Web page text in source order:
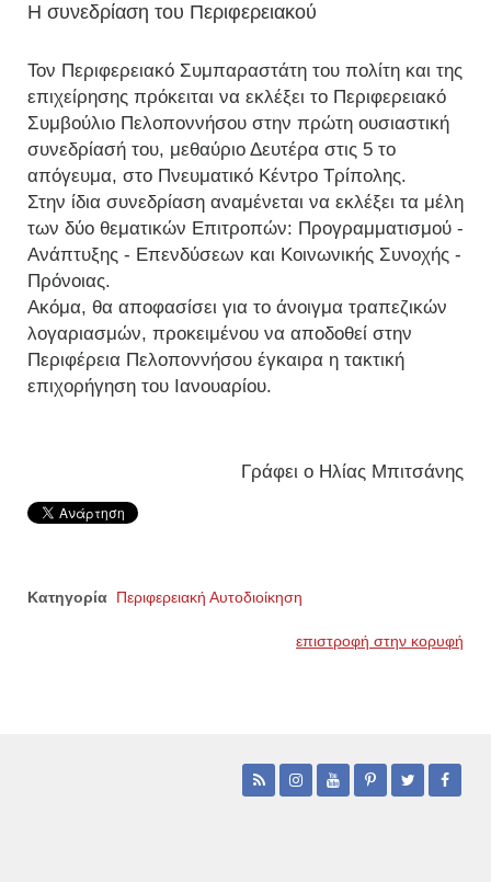
Η συνεδρίαση του Περιφερειακού
Τον Περιφερειακό Συμπαραστάτη του πολίτη και της
επιχείρησης πρόκειται να εκλέξει το Περιφερειακό
Συμβούλιο Πελοποννήσου στην πρώτη ουσιαστική
συνεδρίασή του, μεθαύριο Δευτέρα στις 5 το
απόγευμα, στο Πνευματικό Κέντρο Τρίπολης.
Στην ίδια συνεδρίαση αναμένεται να εκλέξει τα μέλη
των δύο θεματικών Επιτροπών: Προγραμματισμού -
Ανάπτυξης - Επενδύσεων και Κοινωνικής Συνοχής -
Πρόνοιας.
Ακόμα, θα αποφασίσει για το άνοιγμα τραπεζικών
λογαριασμών, προκειμένου να αποδοθεί στην
Περιφέρεια Πελοποννήσου έγκαιρα η τακτική
επιχορήγηση του Ιανουαρίου.
Γράφει ο Ηλίας Μπιτσάνης
Κατηγορία Περιφερειακή Αυτοδιοίκηση
επιστροφή στην κορυφή